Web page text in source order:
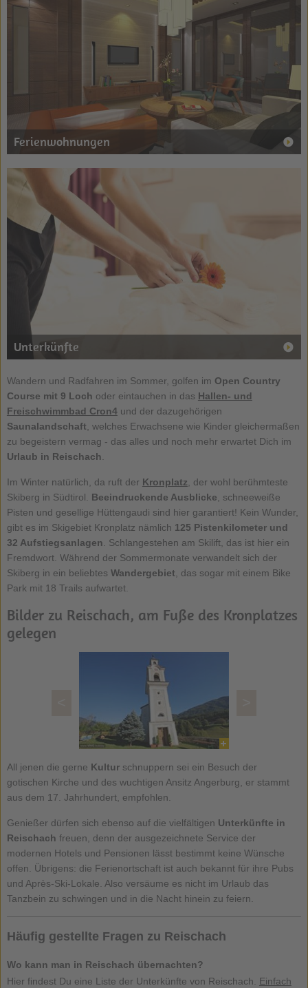
Ferienwohnungen
Unterkünfte
Wandern und Radfahren im Sommer, golfen im Open Country
Course mit 9 Loch oder eintauchen in das Hallen- und
Freischwimmbad Cron4und der dazugehörigen
Saunalandschaft, welches Erwachsene wie Kinder gleichermaßen
zu begeistern vermag - das alles und noch mehr erwartet Dich im
Urlaub in Reischach.
Im Winter natürlich, da ruft der Kronplatz, der wohl berühmteste
Skiberg in Südtirol. Beeindruckende Ausblicke, schneeweiße
Pisten und gesellige Hüttengaudi sind hier garantiert! Kein Wunder,
gibt es im Skigebiet Kronplatz nämlich 125 Pistenkilometer und
32 Aufstiegsanlagen. Schlangestehen am Skilift, das ist hier ein
Fremdwort. Während der Sommermonate verwandelt sich der
Skiberg in ein beliebtes Wandergebiet, das sogar mit einem Bike
Park mit 18 Trails aufwartet.
Bilder zu Reischach, am Fuße des Kronplatzes
gelegen
All jenen die gerne Kultur schnuppern sei ein Besuch der
gotischen Kirche und des wuchtigen Ansitz Angerburg, er stammt
aus dem 17. Jahrhundert, empfohlen.
Genießer dürfen sich ebenso auf die vielfältigen Unterkünfte in
Reischach freuen, denn der ausgezeichnete Service der
modernen Hotels und Pensionen lässt bestimmt keine Wünsche
offen. Übrigens: die Ferienortschaft ist auch bekannt für ihre Pubs
und Après-Ski-Lokale. Also versäume es nicht im Urlaub das
Tanzbein zu schwingen und in die Nacht hinein zu feiern.
Häufig gestellte Fragen zu Reischach
Wo kann man in Reischach übernachten?
Hier findest Du eine Liste der Unterkünfte von Reischach. Einfach